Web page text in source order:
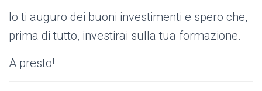
Io ti auguro dei buoni investimenti e spero che,
prima di tutto, investirai sulla tua formazione.
A presto!